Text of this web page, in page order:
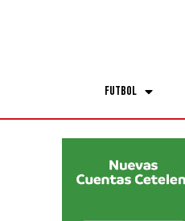
Futbol